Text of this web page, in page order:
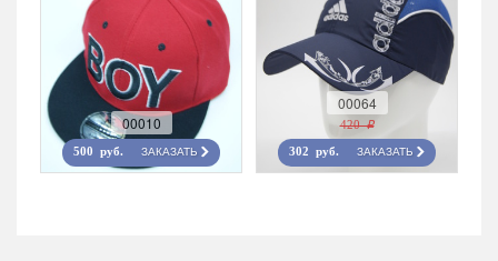
00010
500 руб. ЗАКАЗАТЬ
00064
420 r
302 руб. ЗАКАЗАТЬ